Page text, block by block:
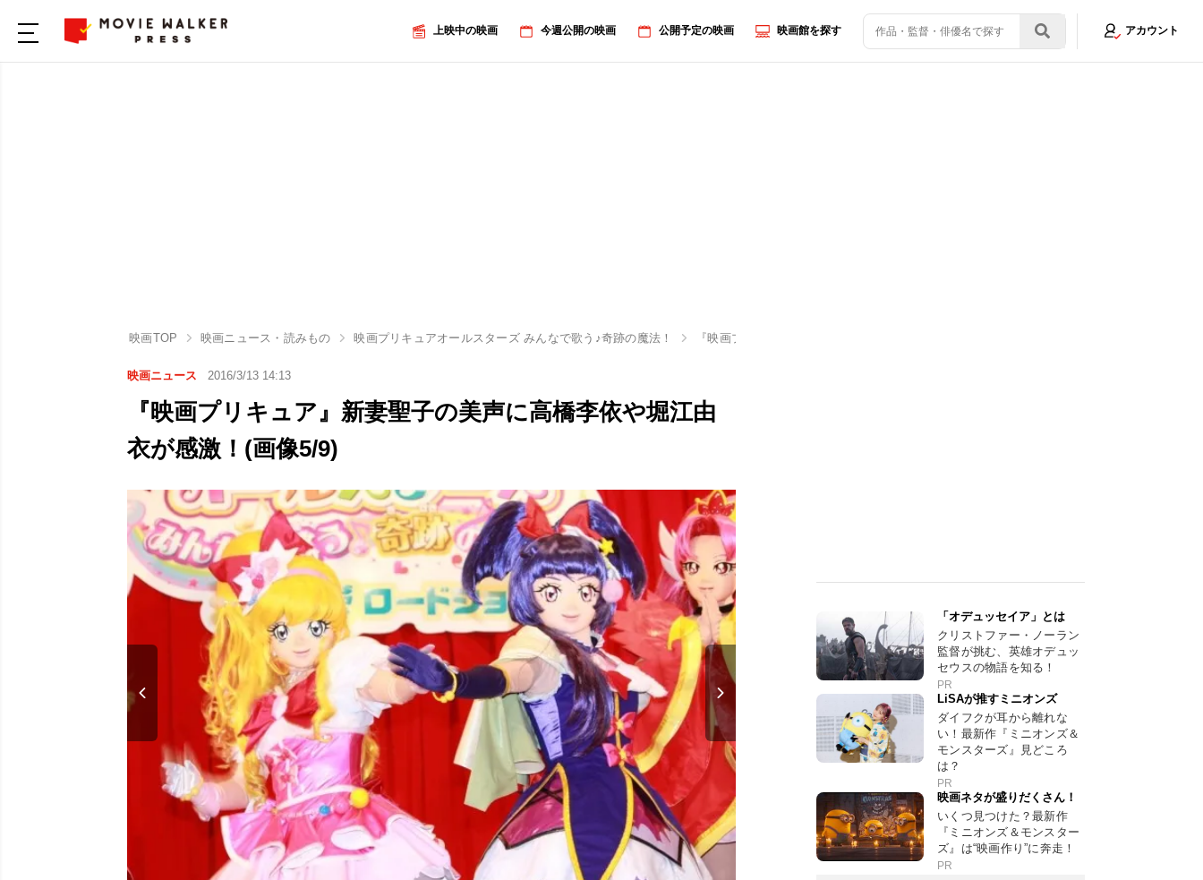
上映中の映画 今週公開の映画 公開予定の映画 映画館を探す アカウント
映画TOP 映画ニュース・読みもの 映画プリキュアオールスターズ みんなで歌う♪奇跡の魔法！ 『映画プリキュア』新妻聖子の美声に高橋李依や堀江由衣が感激！
映画ニュース 2016/3/13 14:13
『映画プリキュア』新妻聖子の美声に高橋李依や堀江由
衣が感激！(画像5/9)
「オデュッセイア」とは
クリストファー・ノーラン
監督が挑む、英雄オデュッ
セウスの物語を知る！
PR
LiSAが推すミニオンズ
ダイフクが耳から離れな
い！最新作『ミニオンズ＆
モンスターズ』見どころ
は？
PR
映画ネタが盛りだくさん！
いくつ見つけた？最新作
『ミニオンズ＆モンスター
ズ』は“映画作り”に奔走！
PR